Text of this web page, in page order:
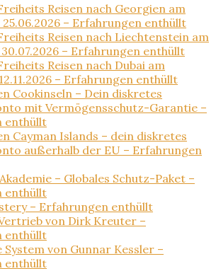
Reisen nach Georgien am
25.06.2026 – Erfahrungen enthüllt
Reisen nach Liechtenstein am
30.07.2026 – Erfahrungen enthüllt
Reisen nach Dubai am
– Erfahrungen enthüllt
Cookinseln – Dein diskretes
mit Vermögensschutz-Garantie –
enthüllt
Cayman Islands – dein diskretes
außerhalb der EU – Erfahrungen
– Globales Schutz-Paket –
enthüllt
– Erfahrungen enthüllt
von Dirk Kreuter –
enthüllt
System von Gunnar Kessler –
enthüllt